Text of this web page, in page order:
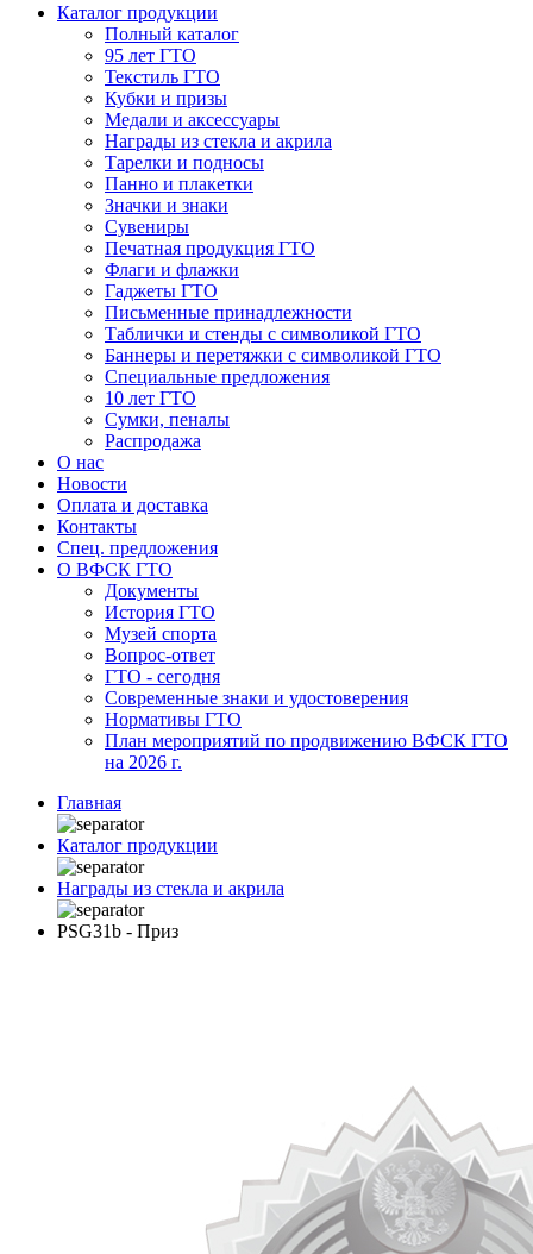
Каталог продукции
Полный каталог
95 лет ГТО
Текстиль ГТО
Кубки и призы
Медали и аксессуары
Награды из стекла и акрила
Тарелки и подносы
Панно и плакетки
Значки и знаки
Сувениры
Печатная продукция ГТО
Флаги и флажки
Гаджеты ГТО
Письменные принадлежности
Таблички и стенды с символикой ГТО
Баннеры и перетяжки с символикой ГТО
Специальные предложения
10 лет ГТО
Сумки, пеналы
Распродажа
О нас
Новости
Оплата и доставка
Контакты
Спец. предложения
О ВФСК ГТО
Документы
История ГТО
Музей спорта
Вопрос-ответ
ГТО - сегодня
Современные знаки и удостоверения
Нормативы ГТО
План мероприятий по продвижению ВФСК ГТО
на 2026 г.
Главная
Каталог продукции
Награды из стекла и акрила
PSG31b - Приз